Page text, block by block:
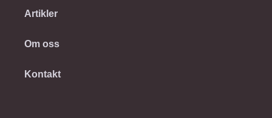
Artikler
Om oss
Kontakt